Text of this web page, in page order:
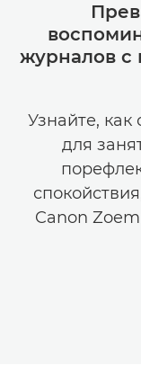
журналов с
Узнайте, как
для
Canon